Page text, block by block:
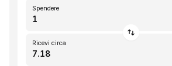
Spendere
Ricevi circa